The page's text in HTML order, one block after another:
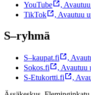
YouTube
,
TikTok
, Avautuu
S–ryhmä
S–kaupat.fi ,
Sokos.fi
, Avautuu
S-Etukortti.fi
,